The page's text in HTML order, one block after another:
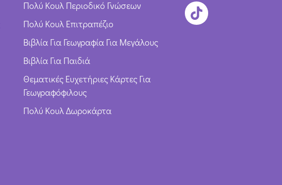
Πολύ Κουλ Περιοδικό Γνώσεων
Πολύ Κουλ Επιτραπέζιο
Βιβλία Για Γεωγραφία Για Μεγάλους
Βιβλία Για Παιδιά
Θεματικές Ευχετήριες Κάρτες Για
Γεωγραφόφιλους
Πολύ Κουλ Δωροκάρτα